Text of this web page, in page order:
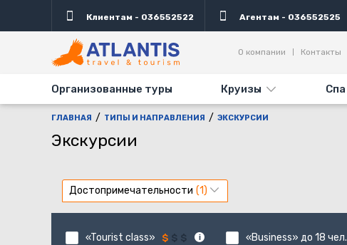
Клиентам - 036552522 Агентам - 036552525
Организованные туры Круизы Спа
О компании Контакты
ГЛАВНАЯ ТИПЫ И НАПРАВЛЕНИЯ ЭКСКУРСИИ
Экскурсии
Достопримечательности
«Tourist class» «Business» до 18 чел.